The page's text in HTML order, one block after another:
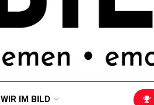
WIR IM BILD